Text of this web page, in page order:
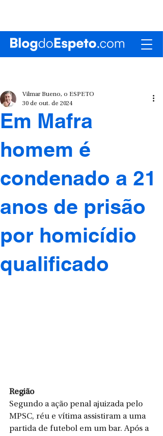
Em Mafra
homem é
condenado a 21
anos de prisão
por homicídio
qualificado
Vilmar Bueno, o ESPETO
30 de out. de 2024
Região
Segundo a ação penal ajuizada pelo
MPSC, réu e vítima assistiram a uma
partida de futebol em um bar. Após a